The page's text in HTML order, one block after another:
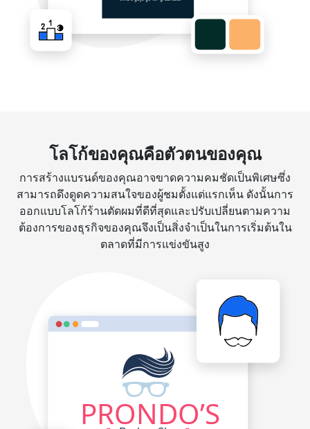
โลโก้ของคุณคือตัวตนของคุณ
การสร้างแบรนด์ของคุณอาจขาดความคมชัดเป็นพิเศษซึ่ง
สามารถดึงดูดความสนใจของผู้ชมตั้งแต่แรกเห็น ดังนั้นการ
ออกแบบโลโก้ร้านตัดผมที่ดีที่สุดและปรับเปลี่ยนตามความ
ต้องการของธุรกิจของคุณจึงเป็นสิ่งจำเป็นในการเริ่มต้นใน
ตลาดที่มีการแข่งขันสูง